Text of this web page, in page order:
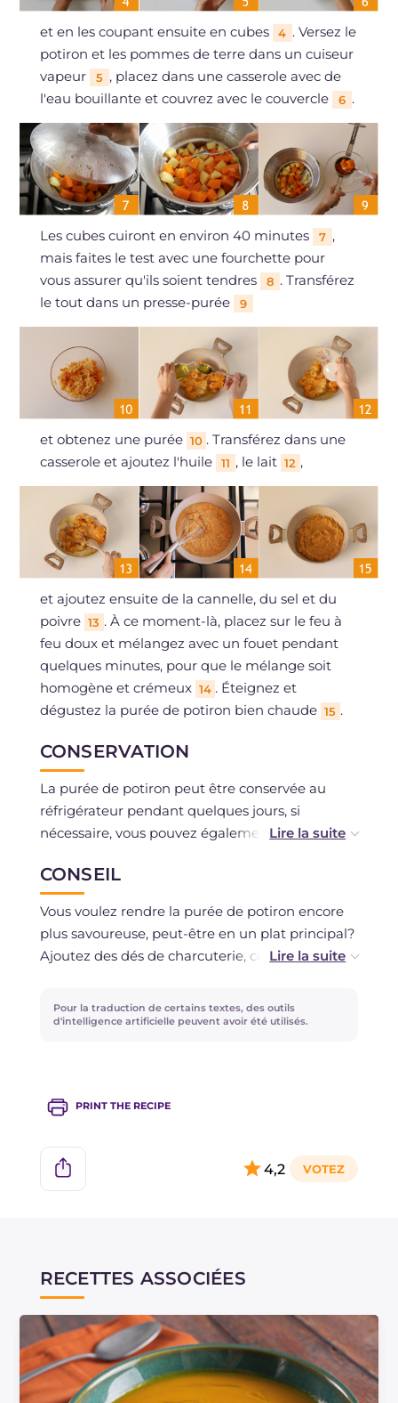
et en les coupant ensuite en cubes 4 . Versez le
potiron et les pommes de terre dans un cuiseur
vapeur
5 , placez dans une casserole avec de
l'eau bouillante et couvrez avec le couvercle
6 .
Les cubes cuiront en environ 40 minutes 7 ,
mais faites le test avec une fourchette pour
vous assurer qu'ils soient tendres
8 . Transférez
le tout dans un presse-purée
9
et obtenez une purée 10 . Transférez dans une
casserole et ajoutez l'huile
11 , le lait 12 ,
et ajoutez ensuite de la cannelle, du sel et du
poivre 13 . À ce moment-là, placez sur le feu à
feu doux et mélangez avec un fouet pendant
quelques minutes, pour que le mélange soit
homogène et crémeux 14 . Éteignez et
dégustez la purée de potiron bien chaude 15 .
CONSERVATION
La purée de potiron peut être conservée au
réfrigérateur pendant quelques jours, si
nécessaire, vous pouvez également choisir de la
CONSEIL
Vous voulez rendre la purée de potiron encore
plus savoureuse, peut-être en un plat principal?
Ajoutez des dés de charcuterie, comme du
De plus, un beau gratin au four pourrait
vraiment le rendre un plat délicieux! Enfin, si
Pour la traduction de certains textes, des outils
d'intelligence artificielle peuvent avoir été utilisés.
PRINT THE RECIPE
4,2
RECETTES ASSOCIÉES